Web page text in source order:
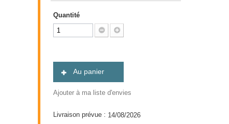
Quantité
Au panier
Ajouter à ma liste d'envies
Livraison prévue : 14/08/2026